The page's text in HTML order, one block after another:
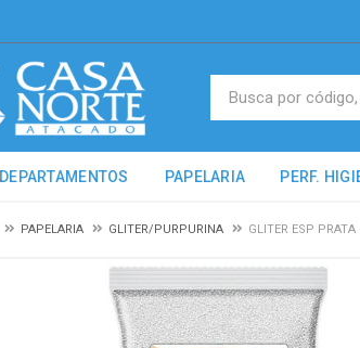
DEPARTAMENTOS PAPELARIA PERF.
PAPELARIA GLITER/PURPURINA GLITER ESP PRATA